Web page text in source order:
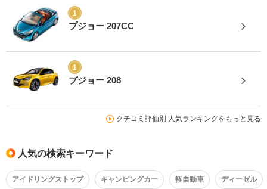
1
プジョー 207CC
1
プジョー 208
クチコミ評価別 人気ランキングをもっと見る
人気の検索キーワード
アイドリングストップ キャンピングカー 軽自動車 ディーゼル